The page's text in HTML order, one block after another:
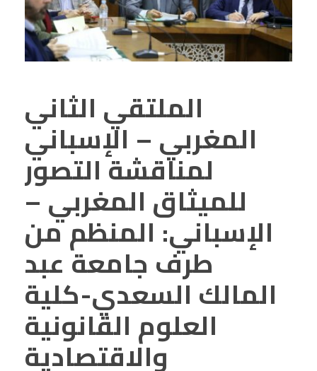
الملتقي الثاني
المغربي – الإسباني
لمناقشة التصور
للميثاق المغربي –
الإسباني: المنظم من
طرف جامعة عبد
المالك السعدي-كلية
العلوم القانونية
والاقتصادية